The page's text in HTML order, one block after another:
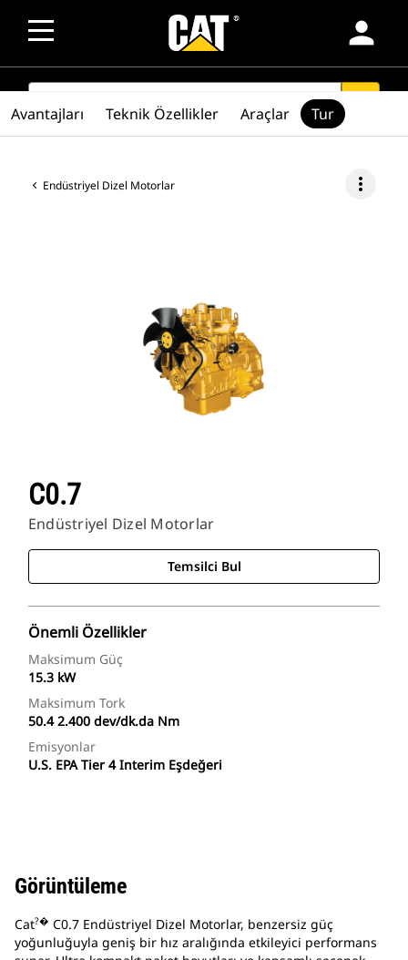
person
SEARCH
Endüstriyel Dizel Motorlar more_vert
C0.7
Endüstriyel Dizel Motorlar
Temsilci Bul
Önemli Özellikler
Maksimum Güç
15.3 kW
Maksimum Tork
50.4 2.400 dev/dk.da Nm
Emisyonlar
U.S. EPA Tier 4 Interim Eşdeğeri
Avantajları Teknik Özellikler Araçlar Tur
Görüntüleme
Cat?� C0.7 Endüstriyel Dizel Motorlar, benzersiz güç
yoğunluğuyla geniş bir hız aralığında etkileyici performans